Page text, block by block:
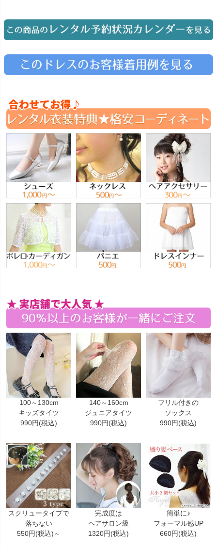
Angel's Photo Studio
予約 Web または お電話
特典 ヘアメイク・着付け
100～130cm
キッズタイツ
990円(税込)
140～160cm
ジュニアタイツ
990円(税込)
フリル付きの
ソックス
990円(税込)
スクリュータイプで
落ちない
550円(税込)～
完成度は
ヘアサロン級
1320円(税込)
簡単に♪
フォーマル感UP
660円(税込)